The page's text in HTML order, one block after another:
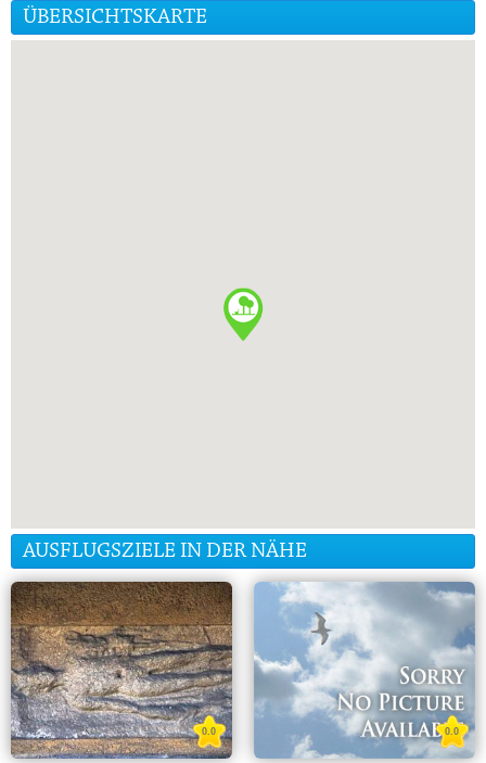
ÜBERSICHTSKARTE
AUSFLUGSZIELE IN DER NÄHE
0.0 0.0